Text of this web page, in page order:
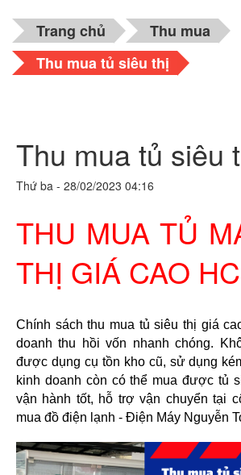
Trang chủ
Thu mua
Thu mua tủ siêu thị
Thu mua tủ siêu
Thứ ba - 28/02/2023 04:16
THU MUA TỦ
THỊ GIÁ CAO
Chính sách thu mua tủ siêu thị giá
doanh thu hồi vốn nhanh chóng.
được dụng cụ tồn kho cũ, sử dụng
kinh doanh còn có thể mua được tủ
vận hành tốt, hỗ trợ vận chuyển tại
mua đồ điện lạnh - Điện Máy Nguyễn